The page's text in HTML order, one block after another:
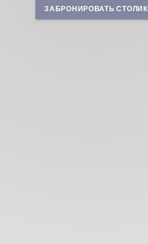
ЗАБРОНИРОВАТЬ СТОЛИК